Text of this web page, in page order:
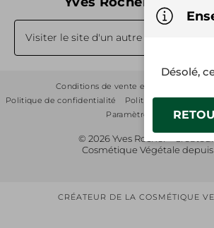
Désolé,
Visiter le site d'un autre pays
Conditions de vente et d’utilisation
Politique de confidentialité
Politique d'utilisation
Paramètres des cookies
© 2026 Yves Rocher - Créateur
Cosmétique Végétale depuis
CRÉATEUR DE LA COSMÉTIQUE